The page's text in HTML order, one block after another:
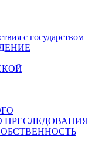
с государством
ПРЕСЛЕДОВАНИЯ